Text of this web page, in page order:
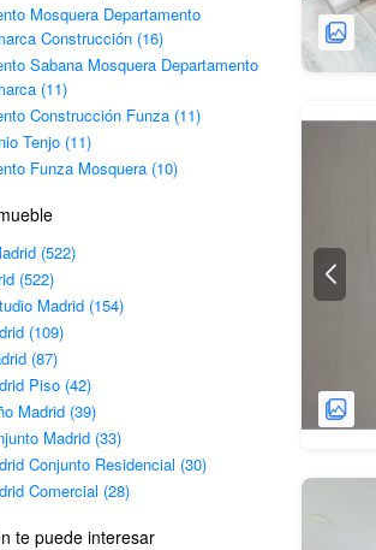
Mosquera Departamento
Construcción (16)
Sabana Mosquera Departamento
(11)
Construcción Funza (11)
Tenjo (11)
Funza Mosquera (10)
(522)
(522)
Madrid (154)
(109)
(87)
Piso (42)
Madrid (39)
Madrid (33)
Conjunto Residencial (30)
Comercial (28)
te puede interesar